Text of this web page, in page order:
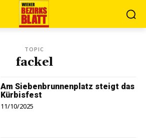
TOPIC
fackel
Am Siebenbrunnenplatz steigt das
Kürbisfest
11/10/2025